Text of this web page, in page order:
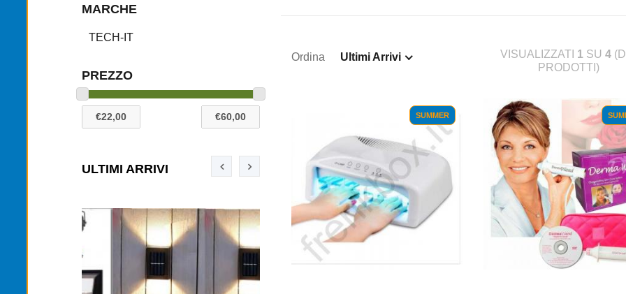
MARCHE
TECH-IT
PREZZO
ULTIMI ARRIVI
Ordina Ultimi Arrivi VISUALIZZATI 1 SU 4(DI
PRODOTTI)
SUMMER